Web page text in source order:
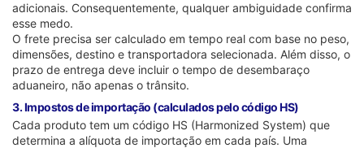
adicionais. Consequentemente, qualquer ambiguidade confirma
esse medo.
O frete precisa ser calculado em tempo real com base no peso,
dimensões, destino e transportadora selecionada. Além disso, o
prazo de entrega deve incluir o tempo de desembaraço
aduaneiro, não apenas o trânsito.
3. Impostos de importação (calculados pelo código HS)
Cada produto tem um código HS (Harmonized System) que
determina a alíquota de importação em cada país. Uma